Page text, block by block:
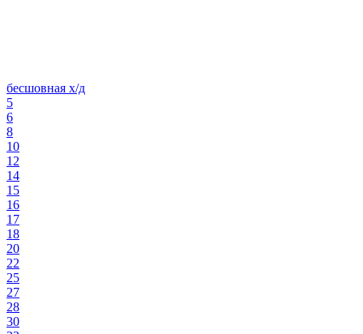
бесшовная х/д
5
6
8
10
12
14
15
16
17
18
20
22
25
27
28
30